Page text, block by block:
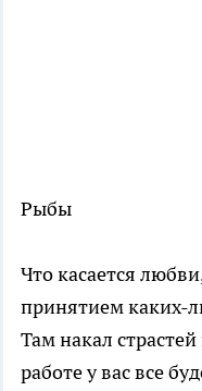
Рыбы
Что касается
принятием каких-
Там накал
работе у вас все